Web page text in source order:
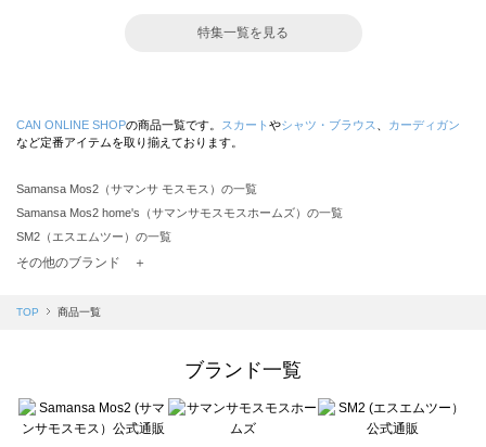
特集一覧を見る
CAN ONLINE SHOPの商品一覧です。 スカート やシャツ・ブラウス
カーディガン
など定番アイテムを取り揃えております。
Samansa Mos2（サマンサ モスモス）の一覧
Samansa Mos2 home's（サマンサモスモスホームズ）の一覧
SM2（エスエムツー）の一覧
TSUHARU by Samansa Mos2（ツハルバイサマンサモスモス）の一覧
Samansa Mos2 blue（サマンサモスモス ブルー）の一覧
Te chichi（テチチ）の一覧
Te chichi CLASSIC（テチチ クラシック）の一覧
その他のブランド ＋
TOP 商品一覧
ブランド一覧